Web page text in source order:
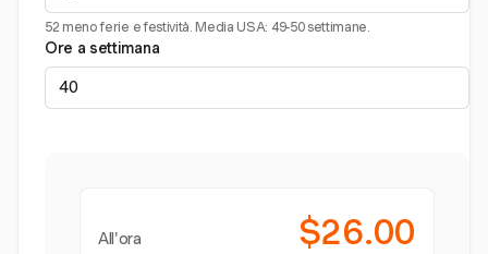
52 meno ferie e festività. Media USA: 49-50 settimane.
Ore a settimana
All'ora $26.00